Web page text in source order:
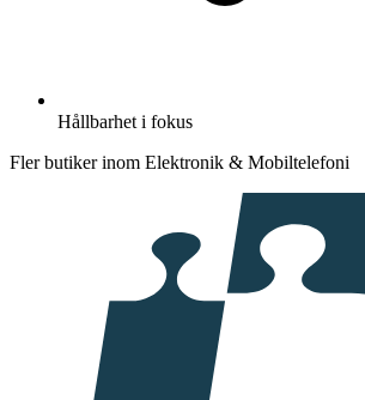
Hållbarhet i fokus
Fler butiker inom Elektronik & Mobiltelefoni